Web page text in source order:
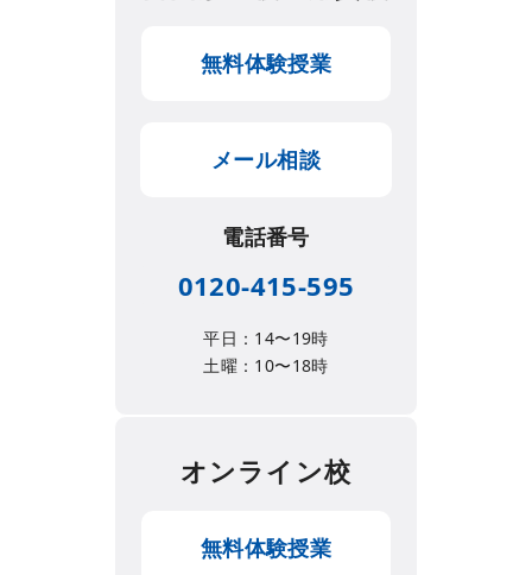
無料体験授業
メール相談
電話番号
0120-415-595
平日：14〜19時
土曜：10〜18時
オンライン校
無料体験授業